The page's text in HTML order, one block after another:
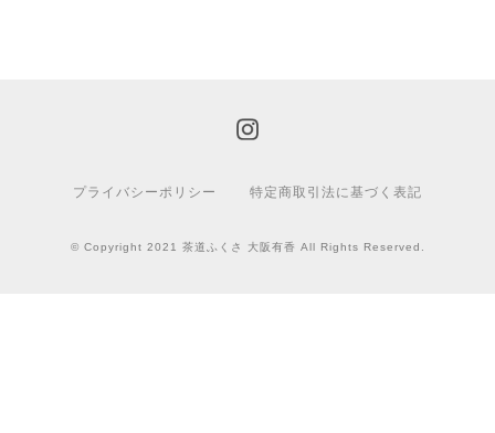
プライバシーポリシー 特定商取引法に基づく表記
© Copyright 2021 茶道ふくさ 大阪有香 All Rights Reserved.